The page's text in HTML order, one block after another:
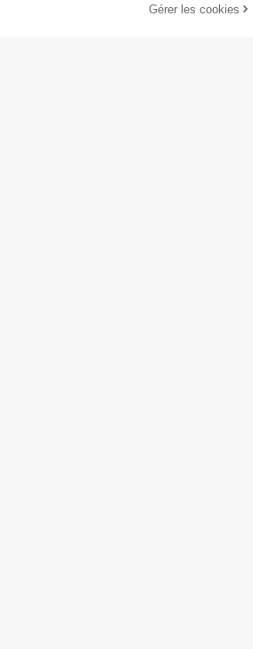
CRAQUEZ DES MAINTENANT
Gérer les cookies